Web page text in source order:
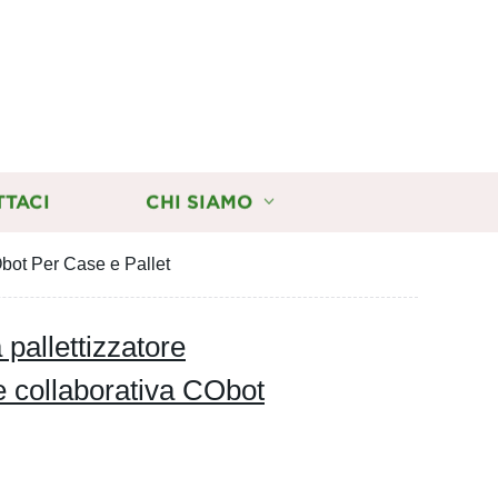
CHI SIAMO
Per Case e Pallet
pallettizzatore
collaborativa CObot